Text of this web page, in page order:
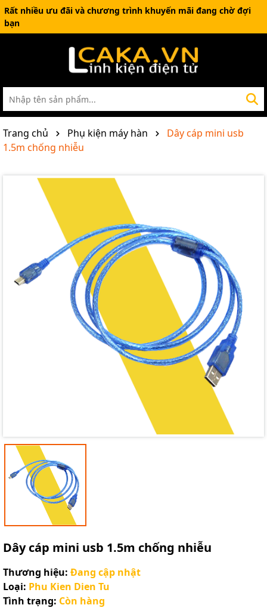
Rất nhiều ưu đãi và chương trình khuyến mãi đang chờ đợi
bạn
Trang chủ Phụ kiện máy hàn
Dây cáp mini usb
1.5m chống nhiễu
Dây cáp mini usb 1.5m chống nhiễu
Thương hiệu: Đang cập nhật
Loại: Phu Kien Dien Tu
Tình trạng: Còn hàng
Điều kiện: